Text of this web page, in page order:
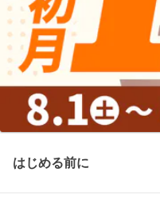
はじめる前に